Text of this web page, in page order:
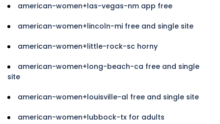
american-women+las-vegas-nm app free
american-women+lincoln-mi free and single site
american-women+little-rock-sc horny
american-women+long-beach-ca free and single
site
american-women+louisville-al free and single site
american-women+lubbock-tx for adults